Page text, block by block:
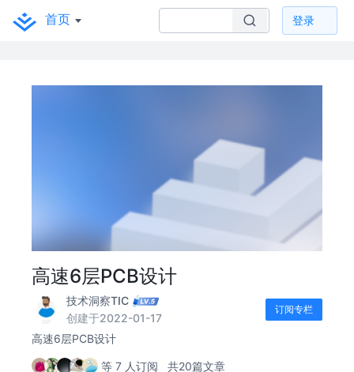
首页 登录
高速6层PCB设计
技术洞察TIC
创建于2022-01-17
订阅专栏
高速6层PCB设计
等 7 人订阅 共20篇文章